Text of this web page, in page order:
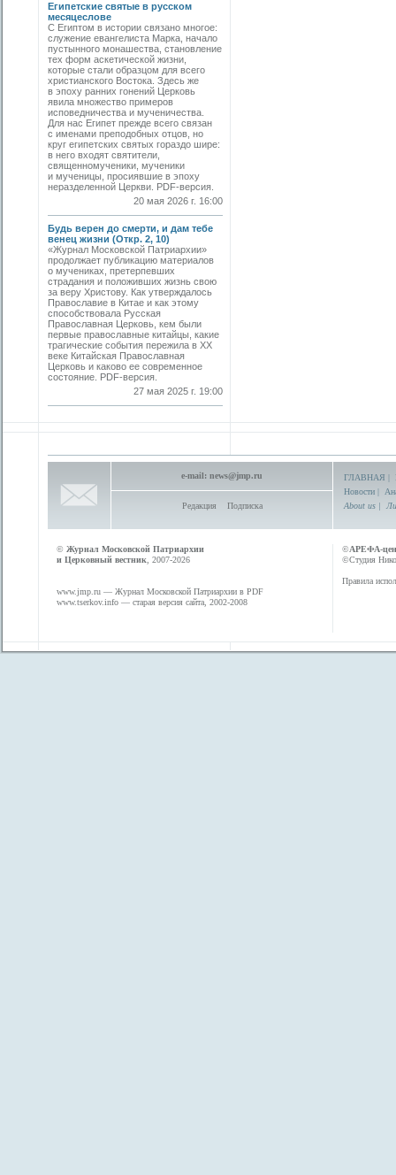
Египетские святые в русском
месяцеслове
С Египтом в истории связано многое:
служение евангелиста Марка, начало
пустынного монашества, становление
тех форм аскетической жизни,
которые стали образцом для всего
христианского Востока. Здесь же
в эпоху ранних гонений Церковь
явила множество примеров
исповедничества и мученичества.
Для нас Египет прежде всего связан
с именами преподобных отцов, но
круг египетских святых гораздо шире:
в него входят святители,
священномученики, мученики
и мученицы, просиявшие в эпоху
неразделенной Церкви. PDF-версия.
20 мая 2026 г. 16:00
Будь верен до смерти, и дам тебе
венец жизни (Откр. 2, 10)
«Журнал Московской Патриархии»
продолжает публикацию материалов
о мучениках, претерпевших
страдания и положивших жизнь свою
за веру Христову. Как утверждалось
Православие в Китае и как этому
способствовала Русская
Православная Церковь, кем были
первые православные китайцы, какие
трагические события пережила в XX
веке Китайская Православная
Церковь и каково ее современное
состояние. PDF-версия.
27 мая 2025 г. 19:00
e-mail: news@jmp.ru
Редакция Подписка
ГЛАВНАЯ |
Новости |
About us |
© Журнал Московской Патриархии
и Церковный вестник , 2007-2026
www.jmp.ru — Журнал Московской Патриархии в PDF
www.tserkov.info — старая версия сайта, 2002-2008
©АРЕФА-
©Студия
Правила